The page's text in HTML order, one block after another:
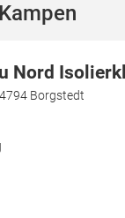
Nord
Borgstedt